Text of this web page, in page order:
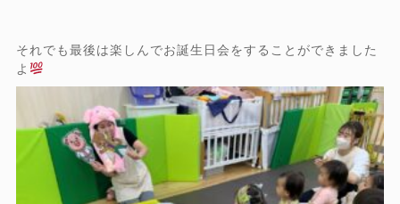
それでも最後は楽しんでお誕生日会をすることができました
よ